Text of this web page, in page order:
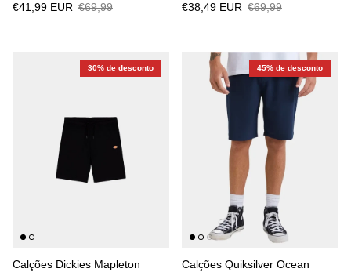
€41,99 EUR €69,99
€38,49 EUR €69,99
30% de desconto
Calções Dickies Mapleton
45% de desconto
Calções Quiksilver Ocean